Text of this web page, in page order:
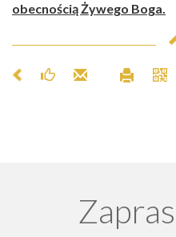
obecnością Żywego Boga.